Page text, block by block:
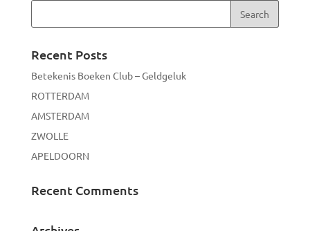
Recent Posts
Betekenis Boeken Club – Geldgeluk
ROTTERDAM
AMSTERDAM
ZWOLLE
APELDOORN
Recent Comments